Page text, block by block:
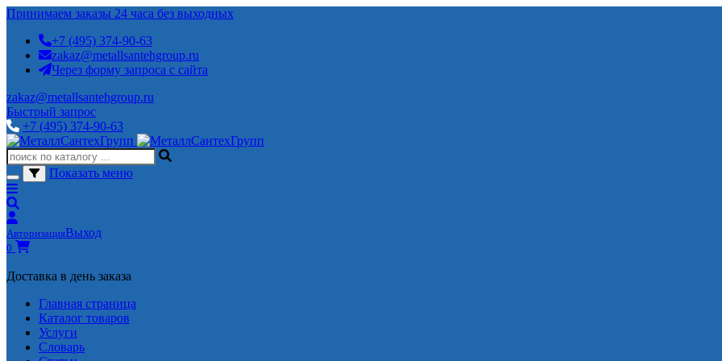
Принимаем заказы 24 часа без выходных
+7 (495) 374-90-63
zakaz@metallsantehgroup.ru
Через форму запроса с сайта
zakaz@metallsantehgroup.ru
Быстрый запрос
+7 (495) 374-90-63
Показать меню
АвторизацияВыход
0
Доставка в день заказа
Главная страница
Каталог товаров
Услуги
Словарь